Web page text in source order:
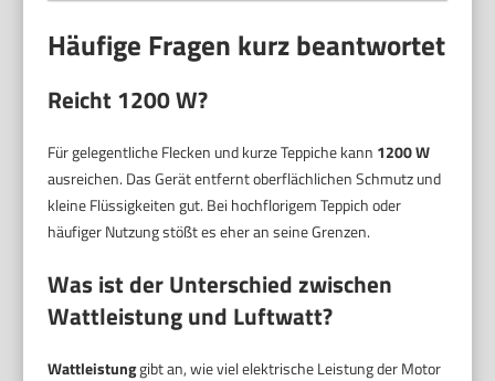
Häufige Fragen kurz beantwortet
Reicht 1200 W?
Für gelegentliche Flecken und kurze Teppiche kann 1200 W
ausreichen. Das Gerät entfernt oberflächlichen Schmutz und
kleine Flüssigkeiten gut. Bei hochflorigem Teppich oder
häufiger Nutzung stößt es eher an seine Grenzen.
Was ist der Unterschied zwischen
Wattleistung und Luftwatt?
Wattleistunggibt an, wie viel elektrische Leistung der Motor